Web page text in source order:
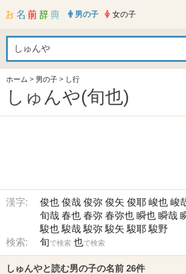
男の子 女の子
ホーム > 男の子 > し行
しゅんや(旬也)
漢字: 俊也 俊哉 俊弥 俊矢 俊耶 峻也 峻
旬哉 春也 春弥 春弥也 瞬也 瞬哉
駿也 駿哉 駿弥 駿矢 駿耶 駿野
検索:
旬で検索 也で検索
しゅんやと読む男の子の名前 26件